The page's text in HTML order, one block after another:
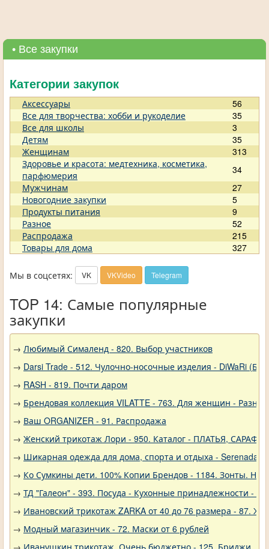
• Все закупки
Категории закупок
Аксессуары
56
Все для творчества: хобби и рукоделие
35
Все для школы
3
Детям
35
Женщинам
313
Здоровье и красота: медтехника, косметика,
парфюмерия
34
Мужчинам
27
Новогодние закупки
5
Продукты питания
9
Разное
52
Распродажа
215
Товары для дома
327
Мы в соцсетях: VK VKVideo Telegram
TOP 14: Самые популярные
закупки
→ Любимый Сималенд - 820. Выбор участников
→ Darsi Trade - 512. Чулочно-носочные изделия - DiWaRi
→ RASH - 819. Почти даром
→ Брендовая коллекция VILATTE - 763. Для женщин - Разное
→ Ваш ORGANIZER - 91. Распродажа
→ Женский трикотаж Лори - 950. Каталог - ПЛАТЬЯ,
→ Шикарная одежда для дома, спорта и отдыха - Serenada -
→ Ко Сумкины дети. 100% Копии Брендов - 1184. Зонты.
→ ТД "Галеон" - 393. Посуда - Кухонные принадлежности -
→ Ивановский трикотаж ZARKA от 40 до 76 размера - 87.
→ Модный магазинчик - 72. Маски от 6 рублей
→ Иванушкин трикотаж. Очень бюджетно - 125. Бриджи,